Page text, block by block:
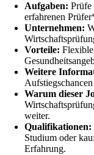
Aufgaben: Prüfe
erfahrenen
Unternehmen:
Vorteile:
Weitere
Warum dieser
weiter.
Qualifikationen:
Studium oder
Erfahrung.